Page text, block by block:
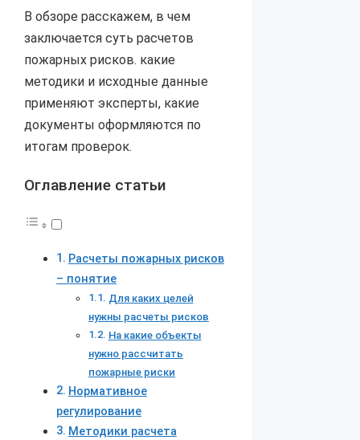
В обзоре расскажем, в чем
заключается суть расчетов
пожарных рисков. какие
методики и исходные данные
применяют эксперты, какие
документы оформляются по
итогам проверок.
Оглавление статьи
Расчеты пожарных рисков
– понятие
Для каких целей
нужны расчеты рисков
На какие объекты
нужно рассчитать
пожарные риски
Нормативное
регулирование
Методики расчета